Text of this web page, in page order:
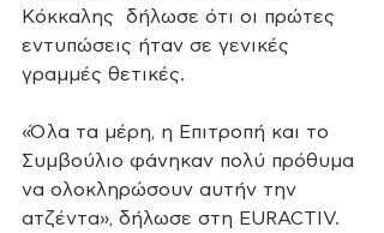
Κόκκαλης  δήλωσε ότι οι πρώτες
εντυπώσεις ήταν σε γενικές
γραμμές θετικές.
«Όλα τα μέρη, η Επιτροπή και το
Συμβούλιο φάνηκαν πολύ πρόθυμα
να ολοκληρώσουν αυτήν την
ατζέντα», δήλωσε στη EURACTIV.